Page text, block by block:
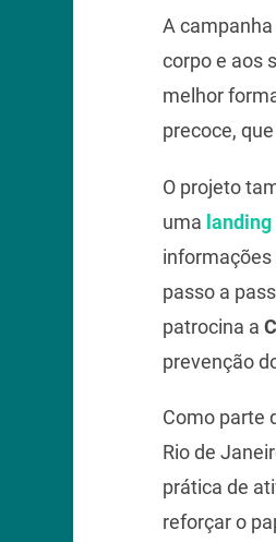
A
corpo e aos
melhor
precoce,
O projeto
uma landing
informações
passo a
patrocina a
prevenção
Como parte
Rio de
prática de
reforçar o